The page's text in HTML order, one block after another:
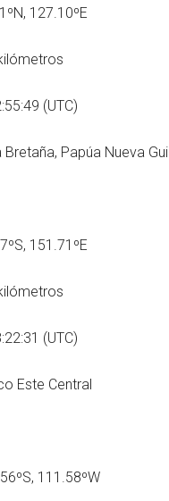
127.10ºE
(UTC)
Papúa Nueva
151.71ºE
(UTC)
Este Central
111.58ºW